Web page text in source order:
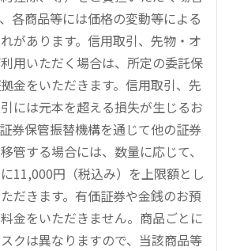
各商品等には価格の変動等による
があります。信用取引、先物・オ
用いただく場合は、所定の委託保
金をいただきます。信用取引、先
には元本を超える損失が生じるお
券保管振替機構を通じて他の証券
管する場合には、数量に応じて、
11,000円（税込み）を上限額とし
だきます。有価証券や金銭のお預
金をいただきません。商品ごとに
クは異なりますので、当該商品等